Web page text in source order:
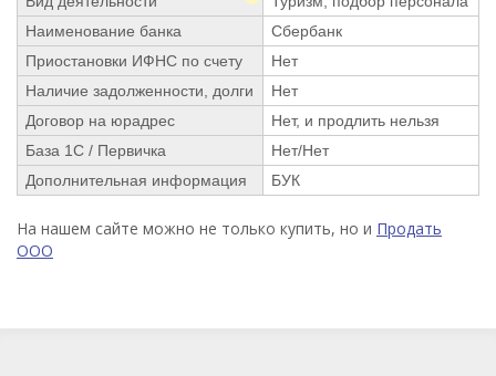
Наименование банка
Сбербанк
Приостановки ИФНС по счету
Нет
Наличие задолженности, долги
Нет
Договор на юрадрес
Нет, и продлить нельзя
База 1С / Первичка
Нет/Нет
Дополнительная информация
БУК
На нашем сайте можно не только купить, но и Продать
ООО